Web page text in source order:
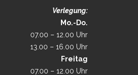
Verlegung:
Mo.-Do.
07.00 – 12.00 Uhr
13.00 – 16.00 Uhr
Freitag
07.00 – 12.00 Uhr